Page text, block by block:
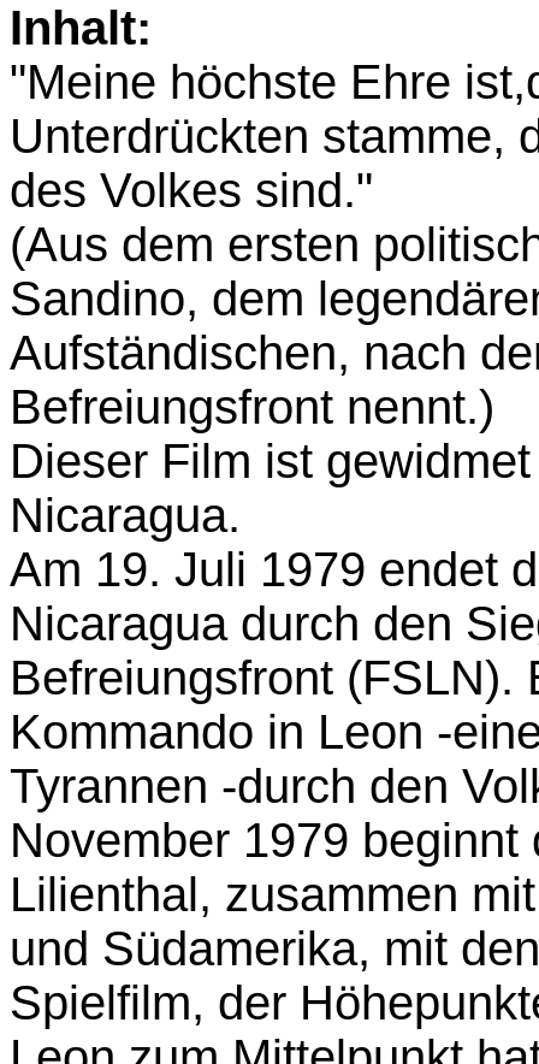
Inhalt:
"Meine höchste Ehre
Unterdrückten stamme,
des Volkes sind."
(Aus dem ersten
Sandino, dem
Aufständischen, nach
Befreiungsfront nennt.)
Dieser Film ist
Nicaragua.
Am 19. Juli 1979 endet
Nicaragua durch den
Befreiungsfront (FSLN).
Kommando in Leon -
Tyrannen -durch den
November 1979
Lilienthal, zusammen
und Südamerika, mit
Spielfilm, der